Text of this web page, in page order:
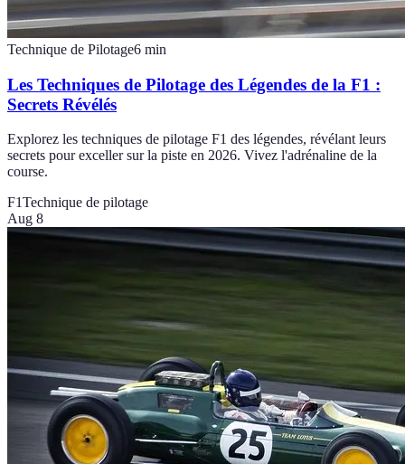
Technique de Pilotage6 min
Les Techniques de Pilotage des Légendes de la F1 :
Secrets Révélés
Explorez les techniques de pilotage F1 des légendes, révélant leurs
secrets pour exceller sur la piste en 2026. Vivez l'adrénaline de la
course.
F1Technique de pilotage
Aug 8